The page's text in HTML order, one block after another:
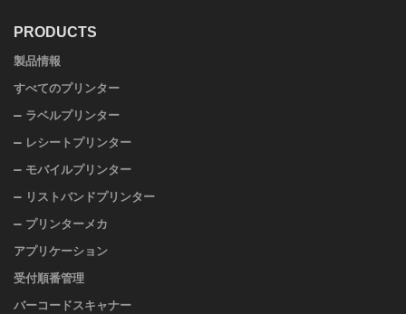
PRODUCTS
製品情報
すべてのプリンター
ラベルプリンター
レシートプリンター
モバイルプリンター
リストバンドプリンター
プリンターメカ
アプリケーション
受付順番管理
バーコードスキャナー